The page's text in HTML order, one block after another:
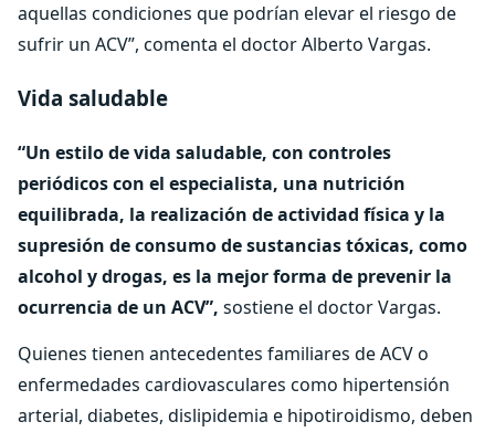
aquellas condiciones que podrían elevar el riesgo de
sufrir un ACV”, comenta el doctor Alberto Vargas.
Vida saludable
“Un estilo de vida saludable, con controles
periódicos con el especialista, una nutrición
equilibrada, la realización de actividad física y la
supresión de consumo de sustancias tóxicas, como
alcohol y drogas, es la mejor forma de prevenir la
ocurrencia de un ACV”, sostiene el doctor Vargas.
Quienes tienen antecedentes familiares de ACV o
enfermedades cardiovasculares como hipertensión
arterial, diabetes, dislipidemia e hipotiroidismo, deben